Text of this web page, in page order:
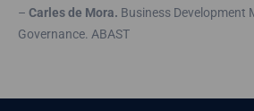
– Carles de Mora. Business Development
Governance. ABAST